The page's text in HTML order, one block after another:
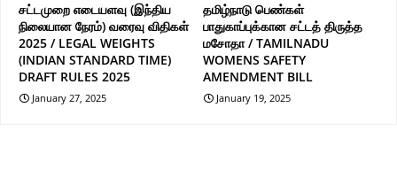
சட்டமுறை எடையளவு (இந்திய
நிலையான நேரம்) வரைவு விதிகள்
2025 / LEGAL WEIGHTS
(INDIAN STANDARD TIME)
DRAFT RULES 2025
January 27, 2025
தமிழ்நாடு பெண்கள்
பாதுகாப்புக்கான சட்டத் திருத்த
மசோதா / TAMILNADU
WOMENS SAFETY
AMENDMENT BILL
January 19, 2025